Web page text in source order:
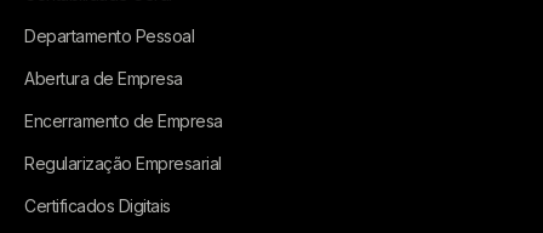
Departamento Pessoal
Abertura de Empresa
Encerramento de Empresa
Regularização Empresarial
Certificados Digitais